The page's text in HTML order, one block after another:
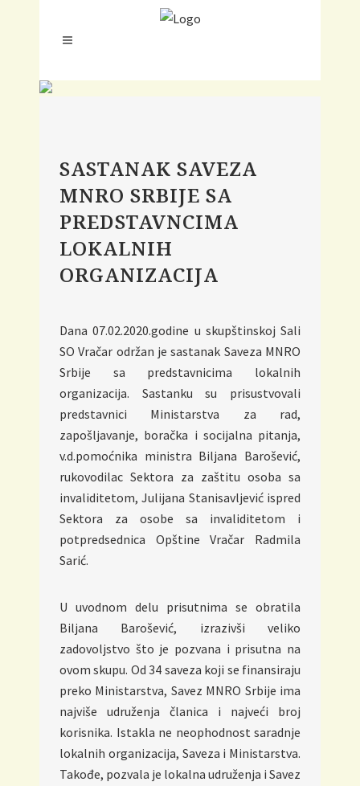
SASTANAK SAVEZA
MNRO SRBIJE SA
PREDSTAVNCIMA
LOKALNIH
ORGANIZACIJA
Dana 07.02.2020.godine u skupštinskoj Sali
SO Vračar održan je sastanak Saveza MNRO
Srbije sa predstavnicima lokalnih
organizacija. Sastanku su prisustvovali
predstavnici Ministarstva za rad,
zapošljavanje, boračka i socijalna pitanja,
v.d.pomoćnika ministra Biljana Barošević,
rukovodilac Sektora za zaštitu osoba sa
invaliditetom, Julijana Stanisavljević ispred
Sektora za osobe sa invaliditetom i
potpredsednica Opštine Vračar Radmila
Sarić.
U uvodnom delu prisutnima se obratila
Biljana Barošević, izrazivši veliko
zadovoljstvo što je pozvana i prisutna na
ovom skupu. Od 34 saveza koji se finansiraju
preko Ministarstva, Savez MNRO Srbije ima
najviše udruženja članica i najveći broj
korisnika. Istakla ne neophodnost saradnje
lokalnih organizacija, Saveza i Ministarstva.
Takođe, pozvala je lokalna udruženja i Savez